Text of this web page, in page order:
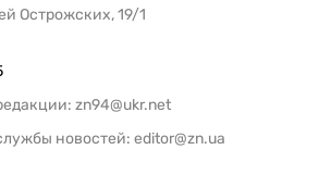
Острожских, 19/1
zn94@ukr.net
новостей: editor@zn.ua